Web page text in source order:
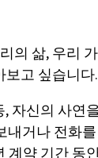
의 삶, 우리
보고 싶습니다.
자신의 사연
거나 전화
계약 기간 동